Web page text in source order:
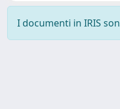
I documenti in IRIS